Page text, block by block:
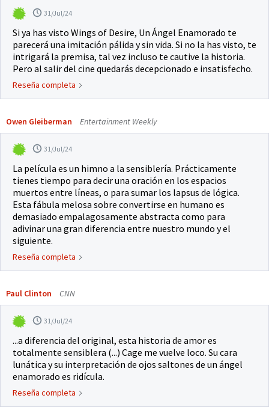
31/Jul/24
Si ya has visto Wings of Desire, Un Ángel Enamorado te
parecerá una imitación pálida y sin vida. Si no la has visto, te
intrigará la premisa, tal vez incluso te cautive la historia.
Pero al salir del cine quedarás decepcionado e insatisfecho.
Reseña completa
Owen Gleiberman Entertainment Weekly
31/Jul/24
La película es un himno a la sensiblería. Prácticamente
tienes tiempo para decir una oración en los espacios
muertos entre líneas, o para sumar los lapsus de lógica.
Esta fábula melosa sobre convertirse en humano es
demasiado empalagosamente abstracta como para
adivinar una gran diferencia entre nuestro mundo y el
siguiente.
Reseña completa
Paul Clinton CNN
31/Jul/24
...a diferencia del original, esta historia de amor es
totalmente sensiblera (...) Cage me vuelve loco. Su cara
lunática y su interpretación de ojos saltones de un ángel
enamorado es ridícula.
Reseña completa